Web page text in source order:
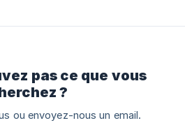
pas ce que vous
?
ou envoyez-nous un email.